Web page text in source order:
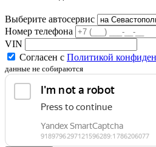
Выберите автосервис
Номер телефона
VIN
Согласен с Политикой
данные не собираются